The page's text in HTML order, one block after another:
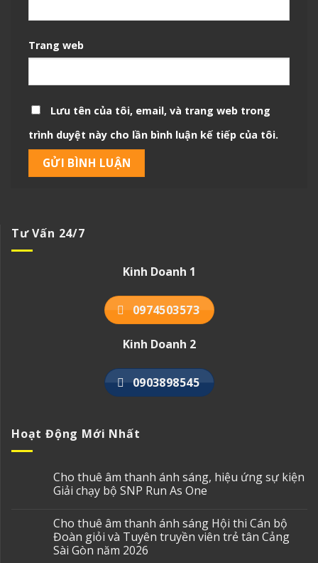
Trang web
Lưu tên của tôi, email, và trang web trong
trình duyệt này cho lần bình luận kế tiếp của tôi.
Tư Vấn 24/7
Kinh Doanh 1
0974503573
Kinh Doanh 2
0903898545
Hoạt Động Mới Nhất
Cho thuê âm thanh ánh sáng, hiệu ứng sự kiện
Giải chạy bộ SNP Run As One
Cho thuê âm thanh ánh sáng Hội thi Cán bộ
Đoàn giỏi và Tuyên truyền viên trẻ tân Cảng
Sài Gòn năm 2026